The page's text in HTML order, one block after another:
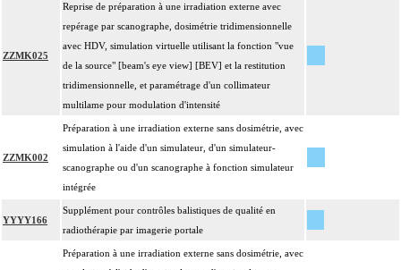
ZZMK025
Reprise de préparation à une irradiation externe avec
repérage par scanographe, dosimétrie tridimensionnelle
avec HDV, simulation virtuelle utilisant la fonction "vue
de la source" [beam's eye view] [BEV] et la restitution
tridimensionnelle, et paramétrage d'un collimateur
multilame pour modulation d'intensité
ZZMK002
Préparation à une irradiation externe sans dosimétrie, avec
simulation à l'aide d'un simulateur, d'un simulateur-
scanographe ou d'un scanographe à fonction simulateur
intégrée
YYYY166
Supplément pour contrôles balistiques de qualité en
radiothérapie par imagerie portale
Préparation à une irradiation externe sans dosimétrie, avec